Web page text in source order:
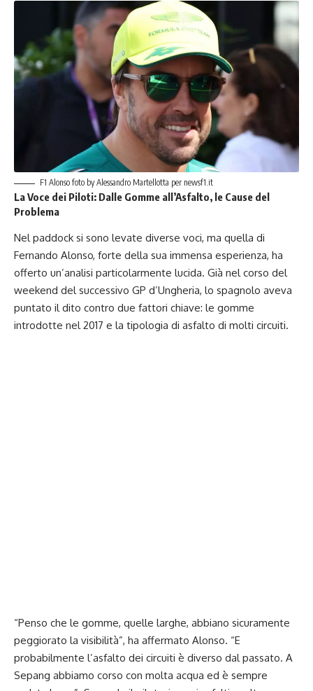
F1 Alonso foto by Alessandro Martellotta per newsf1.it
La Voce dei Piloti: Dalle Gomme all’Asfalto, le Cause del
Problema
Nel paddock si sono levate diverse voci, ma quella di
Fernando Alonso, forte della sua immensa esperienza, ha
offerto un’analisi particolarmente lucida. Già nel corso del
weekend del successivo GP d’Ungheria, lo spagnolo aveva
puntato il dito contro due fattori chiave: le gomme
introdotte nel 2017 e la tipologia di asfalto di molti circuiti.
“Penso che le gomme, quelle larghe, abbiano sicuramente
peggiorato la visibilità”, ha affermato Alonso. “E
probabilmente l’asfalto dei circuiti è diverso dal passato. A
Sepang abbiamo corso con molta acqua ed è sempre